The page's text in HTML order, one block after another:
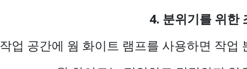
4. 분위기를 위한
작업 공간에 웜 화이트 램프를 사용하면 작업